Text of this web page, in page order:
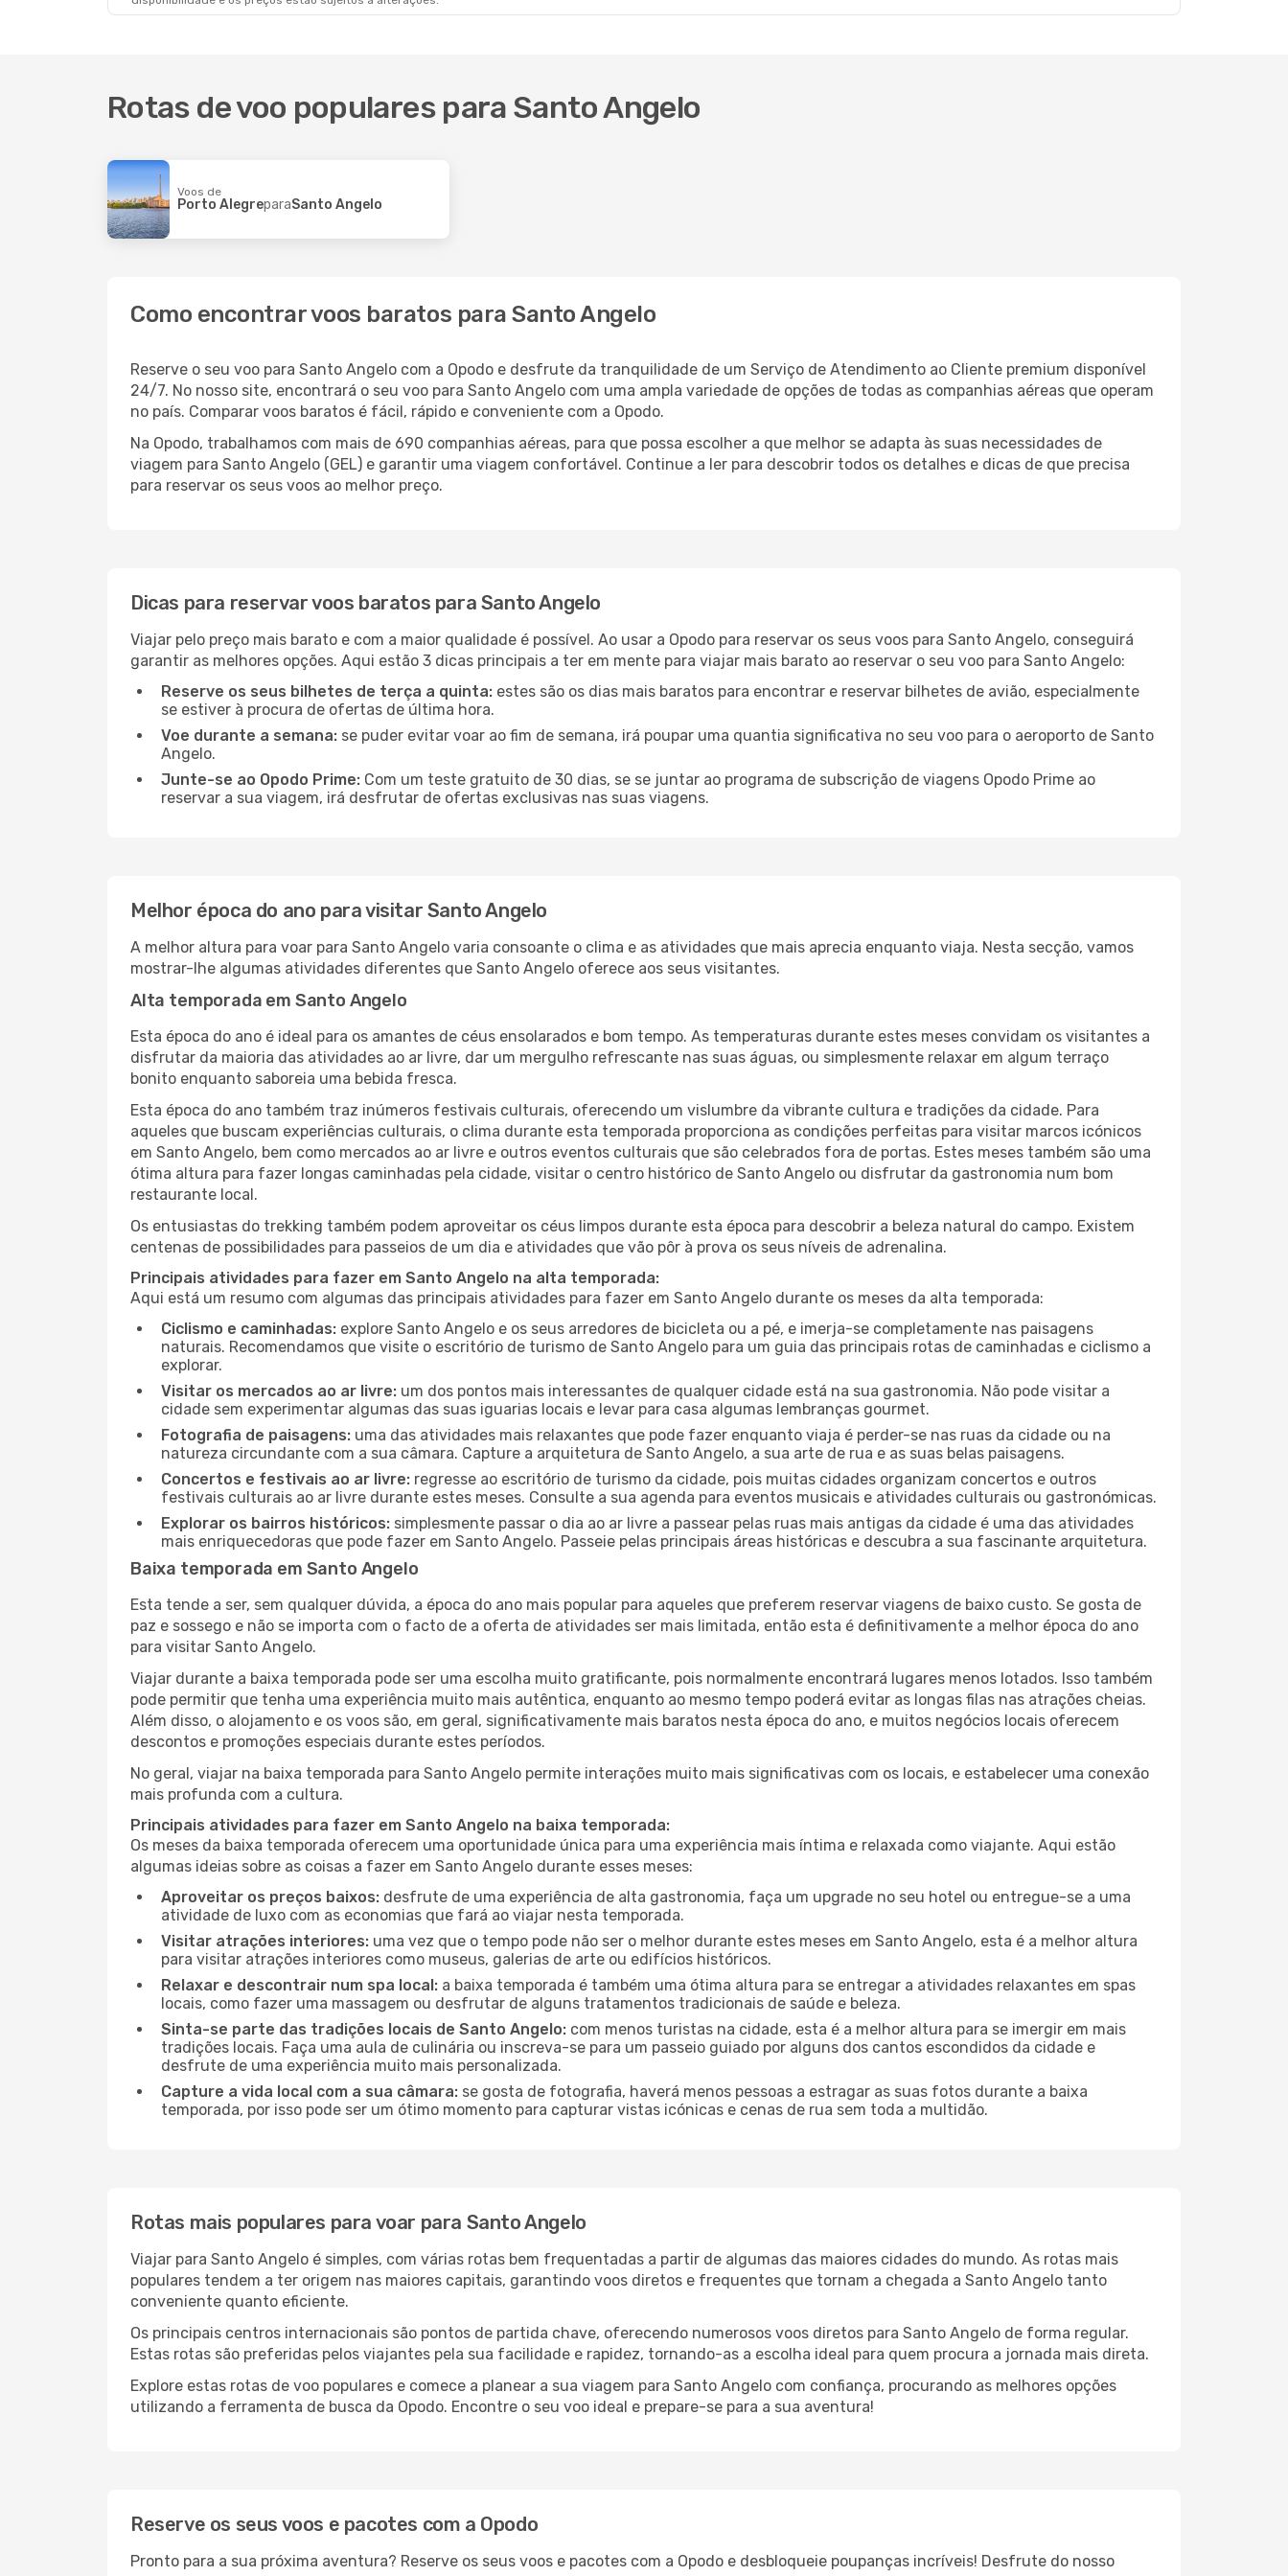
Rotas de voo populares para Santo Angelo
Voos de
Porto AlegreparaSanto Angelo
Como encontrar voos baratos para Santo Angelo
Reserve o seu voo para Santo Angelo com a Opodo e desfrute da tranquilidade de um Serviço de Atendimento ao Cliente premium disponível
24/7. No nosso site, encontrará o seu voo para Santo Angelo com uma ampla variedade de opções de todas as companhias aéreas que operam
no país. Comparar voos baratos é fácil, rápido e conveniente com a Opodo.
Na Opodo, trabalhamos com mais de 690 companhias aéreas, para que possa escolher a que melhor se adapta às suas necessidades de
viagem para Santo Angelo (GEL) e garantir uma viagem confortável. Continue a ler para descobrir todos os detalhes e dicas de que precisa
para reservar os seus voos ao melhor preço.
Dicas para reservar voos baratos para Santo Angelo
Viajar pelo preço mais barato e com a maior qualidade é possível. Ao usar a Opodo para reservar os seus voos para Santo Angelo, conseguirá
garantir as melhores opções. Aqui estão 3 dicas principais a ter em mente para viajar mais barato ao reservar o seu voo para Santo Angelo:
Reserve os seus bilhetes de terça a quinta: estes são os dias mais baratos para encontrar e reservar bilhetes de avião, especialmente
se estiver à procura de ofertas de última hora.
Voe durante a semana: se puder evitar voar ao fim de semana, irá poupar uma quantia significativa no seu voo para o aeroporto de Santo
Angelo.
Junte-se ao Opodo Prime: Com um teste gratuito de 30 dias, se se juntar ao programa de subscrição de viagens Opodo Prime ao
reservar a sua viagem, irá desfrutar de ofertas exclusivas nas suas viagens.
Melhor época do ano para visitar Santo Angelo
A melhor altura para voar para Santo Angelo varia consoante o clima e as atividades que mais aprecia enquanto viaja. Nesta secção, vamos
mostrar-lhe algumas atividades diferentes que Santo Angelo oferece aos seus visitantes.
Alta temporada em Santo Angelo
Esta época do ano é ideal para os amantes de céus ensolarados e bom tempo. As temperaturas durante estes meses convidam os visitantes a
disfrutar da maioria das atividades ao ar livre, dar um mergulho refrescante nas suas águas, ou simplesmente relaxar em algum terraço
bonito enquanto saboreia uma bebida fresca.
Esta época do ano também traz inúmeros festivais culturais, oferecendo um vislumbre da vibrante cultura e tradições da cidade. Para
aqueles que buscam experiências culturais, o clima durante esta temporada proporciona as condições perfeitas para visitar marcos icónicos
em Santo Angelo, bem como mercados ao ar livre e outros eventos culturais que são celebrados fora de portas. Estes meses também são uma
ótima altura para fazer longas caminhadas pela cidade, visitar o centro histórico de Santo Angelo ou disfrutar da gastronomia num bom
restaurante local.
Os entusiastas do trekking também podem aproveitar os céus limpos durante esta época para descobrir a beleza natural do campo. Existem
centenas de possibilidades para passeios de um dia e atividades que vão pôr à prova os seus níveis de adrenalina.
Principais atividades para fazer em Santo Angelo na alta temporada:
Aqui está um resumo com algumas das principais atividades para fazer em Santo Angelo durante os meses da alta temporada:
Ciclismo e caminhadas: explore Santo Angelo e os seus arredores de bicicleta ou a pé, e imerja-se completamente nas paisagens
naturais. Recomendamos que visite o escritório de turismo de Santo Angelo para um guia das principais rotas de caminhadas e ciclismo a
explorar.
Visitar os mercados ao ar livre: um dos pontos mais interessantes de qualquer cidade está na sua gastronomia. Não pode visitar a
cidade sem experimentar algumas das suas iguarias locais e levar para casa algumas lembranças gourmet.
Fotografia de paisagens: uma das atividades mais relaxantes que pode fazer enquanto viaja é perder-se nas ruas da cidade ou na
natureza circundante com a sua câmara. Capture a arquitetura de Santo Angelo, a sua arte de rua e as suas belas paisagens.
Concertos e festivais ao ar livre: regresse ao escritório de turismo da cidade, pois muitas cidades organizam concertos e outros
festivais culturais ao ar livre durante estes meses. Consulte a sua agenda para eventos musicais e atividades culturais ou gastronómicas.
Explorar os bairros históricos: simplesmente passar o dia ao ar livre a passear pelas ruas mais antigas da cidade é uma das atividades
mais enriquecedoras que pode fazer em Santo Angelo. Passeie pelas principais áreas históricas e descubra a sua fascinante arquitetura.
Baixa temporada em Santo Angelo
Esta tende a ser, sem qualquer dúvida, a época do ano mais popular para aqueles que preferem reservar viagens de baixo custo. Se gosta de
paz e sossego e não se importa com o facto de a oferta de atividades ser mais limitada, então esta é definitivamente a melhor época do ano
para visitar Santo Angelo.
Viajar durante a baixa temporada pode ser uma escolha muito gratificante, pois normalmente encontrará lugares menos lotados. Isso também
pode permitir que tenha uma experiência muito mais autêntica, enquanto ao mesmo tempo poderá evitar as longas filas nas atrações cheias.
Além disso, o alojamento e os voos são, em geral, significativamente mais baratos nesta época do ano, e muitos negócios locais oferecem
descontos e promoções especiais durante estes períodos.
No geral, viajar na baixa temporada para Santo Angelo permite interações muito mais significativas com os locais, e estabelecer uma conexão
mais profunda com a cultura.
Principais atividades para fazer em Santo Angelo na baixa temporada:
Os meses da baixa temporada oferecem uma oportunidade única para uma experiência mais íntima e relaxada como viajante. Aqui estão
algumas ideias sobre as coisas a fazer em Santo Angelo durante esses meses:
Aproveitar os preços baixos: desfrute de uma experiência de alta gastronomia, faça um upgrade no seu hotel ou entregue-se a uma
atividade de luxo com as economias que fará ao viajar nesta temporada.
Visitar atrações interiores: uma vez que o tempo pode não ser o melhor durante estes meses em Santo Angelo, esta é a melhor altura
para visitar atrações interiores como museus, galerias de arte ou edifícios históricos.
Relaxar e descontrair num spa local: a baixa temporada é também uma ótima altura para se entregar a atividades relaxantes em spas
locais, como fazer uma massagem ou desfrutar de alguns tratamentos tradicionais de saúde e beleza.
Sinta-se parte das tradições locais de Santo Angelo: com menos turistas na cidade, esta é a melhor altura para se imergir em mais
tradições locais. Faça uma aula de culinária ou inscreva-se para um passeio guiado por alguns dos cantos escondidos da cidade e
desfrute de uma experiência muito mais personalizada.
Capture a vida local com a sua câmara: se gosta de fotografia, haverá menos pessoas a estragar as suas fotos durante a baixa
temporada, por isso pode ser um ótimo momento para capturar vistas icónicas e cenas de rua sem toda a multidão.
Rotas mais populares para voar para Santo Angelo
Viajar para Santo Angelo é simples, com várias rotas bem frequentadas a partir de algumas das maiores cidades do mundo. As rotas mais
populares tendem a ter origem nas maiores capitais, garantindo voos diretos e frequentes que tornam a chegada a Santo Angelo tanto
conveniente quanto eficiente.
Os principais centros internacionais são pontos de partida chave, oferecendo numerosos voos diretos para Santo Angelo de forma regular.
Estas rotas são preferidas pelos viajantes pela sua facilidade e rapidez, tornando-as a escolha ideal para quem procura a jornada mais direta.
Explore estas rotas de voo populares e comece a planear a sua viagem para Santo Angelo com confiança, procurando as melhores opções
utilizando a ferramenta de busca da Opodo. Encontre o seu voo ideal e prepare-se para a sua aventura!
Reserve os seus voos e pacotes com a Opodo
Pronto para a sua próxima aventura? Reserve os seus voos e pacotes com a Opodo e desbloqueie poupanças incríveis! Desfrute do nosso